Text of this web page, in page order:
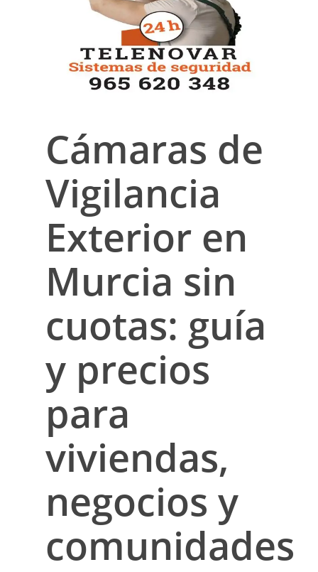
Cámaras de
Vigilancia
Exterior en
Murcia sin
cuotas: guía
y precios
para
viviendas,
negocios y
comunidades